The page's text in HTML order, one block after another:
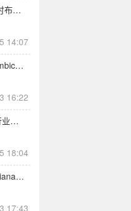
2020比利时布鲁塞尔啤酒挑战赛金牌赏！（上）
14:07
【指南·Lambic】你需要知道的兰比克简史
16:22
精酿啤酒行业大事记
18:04
对话鹅岛Diana —— 精酿的多样性，真正联系着人与啤酒
17:43